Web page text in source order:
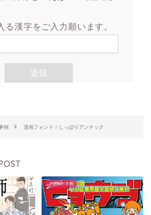
る漢字をご入力願います。
例 漫画フォント！しっぽりアンチック
漫画制作事例